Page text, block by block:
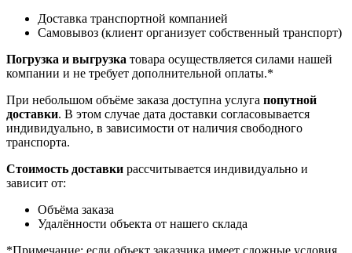
Доставка транспортной компанией
Самовывоз (клиент организует собственный транспорт)
Погрузка и выгрузка товара осуществляется силами нашей
компании и не требует дополнительной оплаты.*
При небольшом объёме заказа доступна услуга попутной
доставки. В этом случае дата доставки согласовывается
индивидуально, в зависимости от наличия свободного
транспорта.
Стоимость доставки рассчитывается индивидуально и
зависит от:
Объёма заказа
Удалённости объекта от нашего склада